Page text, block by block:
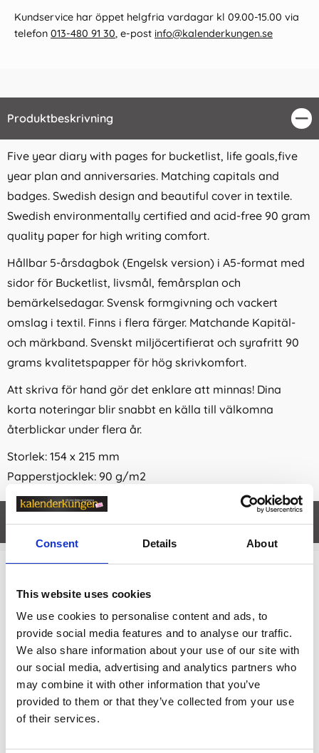
Consent Details About
This website uses cookies
We use cookies to personalise content and ads, to
provide social media features and to analyse our traffic.
We also share information about your use of our site with
our social media, advertising and analytics partners who
may combine it with other information that you’ve
provided to them or that they’ve collected from your use
of their services.
Kundservice har öppet helgfria vardagar kl 09.00-15.00 via
telefon 013-480 91 30, e-post info@kalenderkungen.se
Produktbeskrivning
Five year diary with pages for bucketlist, life goals,five
year plan and anniversaries. Matching capitals and
badges. Swedish design and beautiful cover in textile.
Swedish environmentally certified and acid-free 90 gram
quality paper for high writing comfort.
Hållbar 5-årsdagbok (Engelsk version) i A5-format med
sidor för Bucketlist, livsmål, femårsplan och
bemärkelsedagar. Svensk formgivning och vackert
omslag i textil. Finns i flera färger. Matchande Kapitäl-
och märkband. Svenskt miljöcertifierat och syrafritt 90
grams kvalitetspapper för hög skrivkomfort.
Att skriva för hand gör det enklare att minnas! Dina
korta noteringar blir snabbt en källa till välkomna
återblickar under flera år.
Storlek: 154 x 215 mm
Papperstjocklek: 90 g/m2
Egenskaper
Kalendrar & almanackor för 2027 /Årsdagböcker
Årsdagböcker
Kalendrar & almanackor för 2027 /Kalender A5
Prishistorik
Lägsta pris senaste 30 dagarna är 299 kr (2026-08-09)